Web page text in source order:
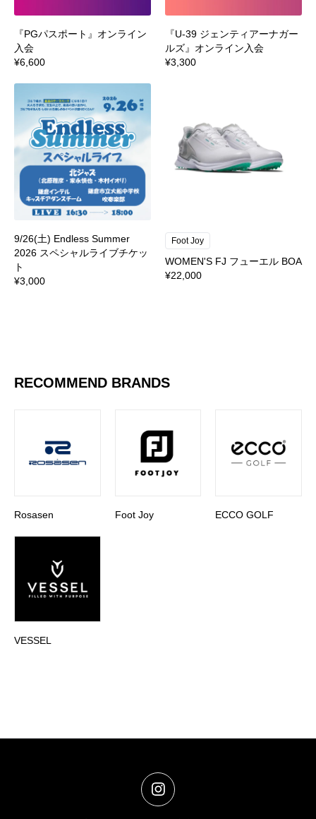
『PGパスポート』オンライン
入会
¥6,600
『U-39 ジェンティアーナガー
ルズ』オンライン入会
¥3,300
9/26(土) Endless Summer
2026 スペシャルライブチケッ
ト
¥3,000
Foot Joy
WOMEN'S FJ フューエル BOA
¥22,000
RECOMMEND BRANDS
Rosasen Foot Joy ECCO GOLF
VESSEL